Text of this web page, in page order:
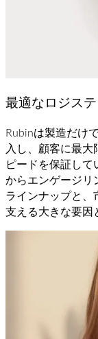
最適なロジス
Rubinは製造だけ
入し、顧客に最
ピードを保証し
からエンゲージリ
ラインナップと、
支える大きな要因